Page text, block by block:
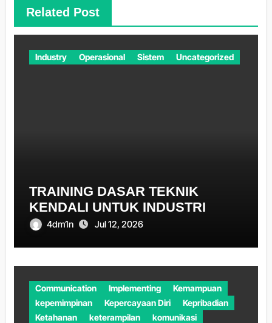
Related Post
Industry Operasional Sistem Uncategorized
TRAINING DASAR TEKNIK
KENDALI UNTUK INDUSTRI
4dm1n Jul 12, 2026
Communication Implementing
Kemampuan
kepemimpinan
Kepercayaan Diri
Kepribadian
Ketahanan
keterampilan
komunikasi